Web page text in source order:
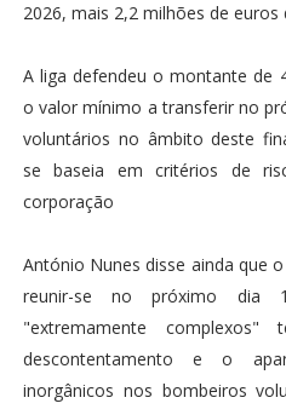
2026, mais 2,2 milhões de euros
A liga defendeu o montante de
o valor mínimo a transferir no
voluntários no âmbito deste
se baseia em critérios de
corporação
António Nunes disse ainda que
reunir-se no próximo dia
"extremamente
descontentamento e o
inorgânicos nos bombeiros